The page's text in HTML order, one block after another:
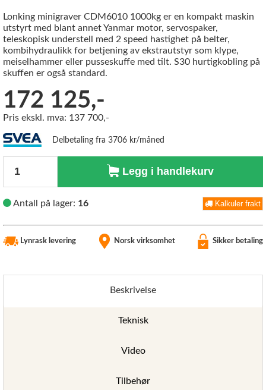
Lonking minigraver CDM6010 1000kg er en kompakt maskin
utstyrt med blant annet Yanmar motor, servospaker,
teleskopisk understell med 2 speed hastighet på belter,
kombihydraulikk for betjening av ekstrautstyr som klype,
meiselhammer eller pusseskuffe med tilt. S30 hurtigkobling på
skuffen er også standard.
172 125,-
Pris ekskl. mva: 137 700,-
Delbetaling fra 3706 kr/måned
Legg i handlekurv
Antall på lager: 16 Kalkuler frakt
Lynrask levering Norsk virksomhet Sikker betaling
Beskrivelse
Teknisk
Video
Tilbehør